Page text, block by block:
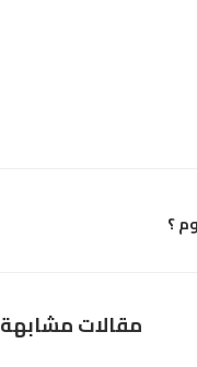
؟
مقالات مشابهة